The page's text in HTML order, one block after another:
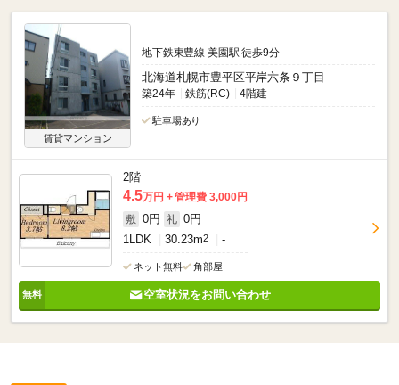
賃貸マンション
地下鉄東豊線 美園駅 徒歩9分
北海道札幌市豊平区平岸六条９丁目
築24年 鉄筋(RC) 4階建
駐車場あり
2階
4.5万円
管理費 3,000円
敷 0円 礼 0円
1LDK
30.23m2 -
ネット無料 角部屋
空室状況をお問い合わせ